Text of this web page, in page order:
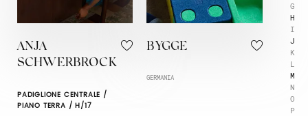
G
H
I
J
K
L
M
N
O
P
ANJA
SCHWERBROCK
PADIGLIONE CENTRALE /
PIANO TERRA / H/17
BYGGE
GERMANIA